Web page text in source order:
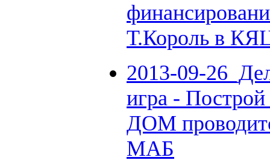
Т.Король в
2013-09-
игра - Построй
ДОМ
МАБ